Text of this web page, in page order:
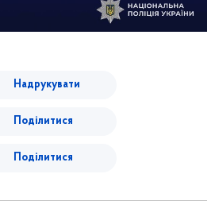
Надрукувати
Поділитися
Поділитися